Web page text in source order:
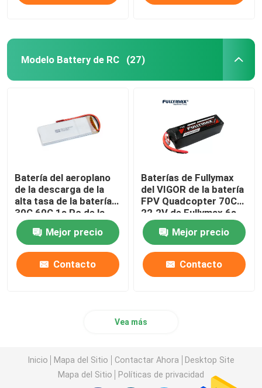
Modelo Battery de RC (27)
Batería del aeroplano
de la descarga de la
alta tasa de la batería
30C 60C 1s Rc de la
batería 2200mah Lipo
de Fullymax 3.7v
Mejor precio
Contacto
Baterías de Fullymax
del VIGOR de la batería
FPV Quadcopter 70C
22.2V de Fullymax 6s
3300mah Lipo
Mejor precio
Contacto
Vea más
Inicio Mapa del Sitio Contactar Ahora
Desktop Site
Mapa del Sitio
Políticas de privacidad